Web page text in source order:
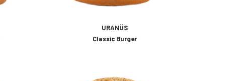
URANÜS
Classic Burger